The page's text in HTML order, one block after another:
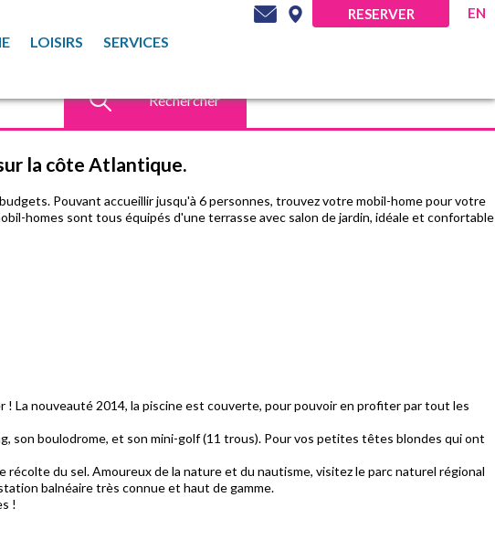
LOISIRS
SERVICES
RESERVER EN
Rechercher
la côte Atlantique.
Pouvant accueillir jusqu'à 6 personnes, trouvez votre mobil-home pour votre
homes sont tous équipés d'une terrasse avec salon de jardin, idéale et confortable
La nouveauté 2014, la piscine est couverte, pour pouvoir en profiter par tout les
son boulodrome, et son mini-golf (11 trous). Pour vos petites têtes blondes qui ont
du sel. Amoureux de la nature et du nautisme, visitez le parc naturel régional
balnéaire très connue et haut de gamme.
!